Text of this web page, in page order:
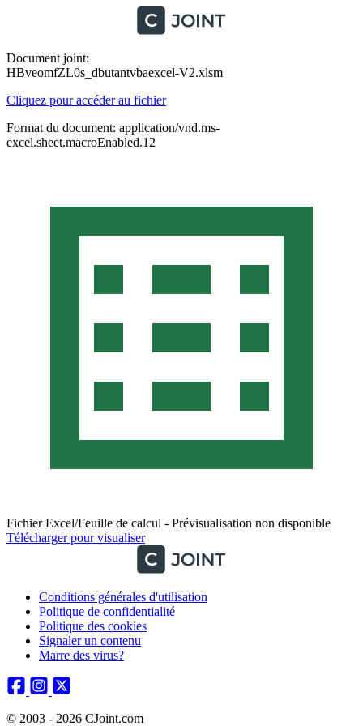
Document joint:
HBveomfZL0s_dbutantvbaexcel-V2.xlsm
Cliquez pour accéder au fichier
Format du document: application/vnd.ms-
excel.sheet.macroEnabled.12
Fichier Excel/Feuille de calcul - Prévisualisation non disponible
Télécharger pour visualiser
Conditions générales d'utilisation
Politique de confidentialité
Politique des cookies
Signaler un contenu
Marre des virus?
© 2003 - 2026 CJoint.com